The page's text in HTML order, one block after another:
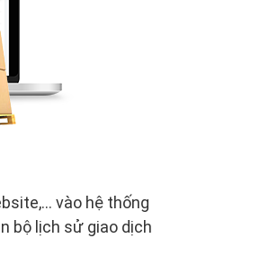
vào hệ thống
bộ lịch sử giao dịch